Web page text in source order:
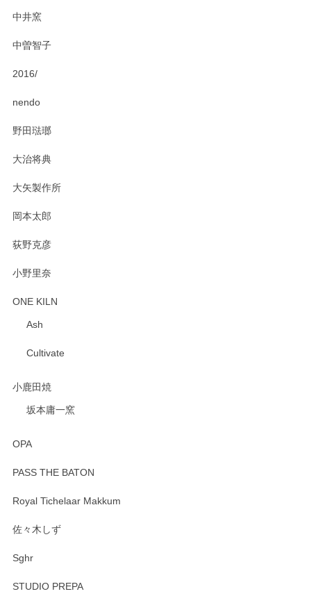
中井窯
中曽智子
2016/
nendo
野田琺瑯
大治将典
大矢製作所
岡本太郎
荻野克彦
小野里奈
ONE KILN
Ash
Cultivate
小鹿田焼
坂本庸一窯
OPA
PASS THE BATON
Royal Tichelaar Makkum
佐々木しず
Sghr
STUDIO PREPA